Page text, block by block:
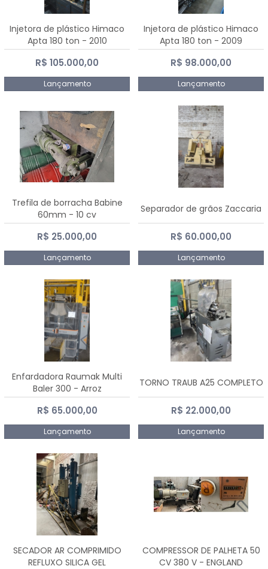
Injetora de plástico Himaco
Apta 180 ton - 2010
R$ 105.000,00
Lançamento
Injetora de plástico Himaco
Apta 180 ton - 2009
R$ 98.000,00
Lançamento
Trefila de borracha Babine
60mm - 10 cv
R$ 25.000,00
Lançamento
Separador de grãos Zaccaria
R$ 60.000,00
Lançamento
Enfardadora Raumak Multi
Baler 300 - Arroz
R$ 65.000,00
Lançamento
TORNO TRAUB A25 COMPLETO
R$ 22.000,00
Lançamento
SECADOR AR COMPRIMIDO
REFLUXO SILICA GEL
COMPRESSOR DE PALHETA 50
CV 380 V - ENGLAND